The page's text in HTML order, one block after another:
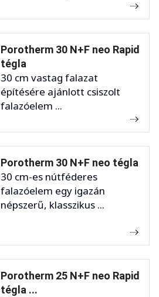
Porotherm 30 N+F neo Rapid
tégla
30 cm vastag falazat
építésére ajánlott csiszolt
falazóelem ...
Porotherm 30 N+F neo tégla
30 cm-es nútféderes
falazóelem egy igazán
népszerű, klasszikus ...
Porotherm 25 N+F neo Rapid
tégla ...